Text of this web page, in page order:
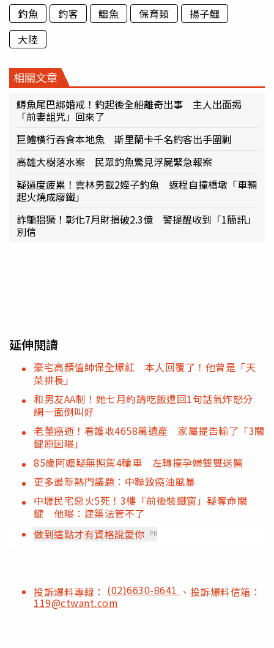
釣魚 釣客 鱷魚 保育類
揚子鱷
大陸
相關文章
鱒魚尾巴綁婚戒！釣起後全船離奇出事 主人出面揭
「前妻詛咒」回來了
巨鱧橫行吞食本地魚 斯里蘭卡千名釣客出手圍剿
高雄大樹落水案 民眾釣魚驚見浮屍緊急報案
疑過度疲累！雲林男載2姪子釣魚 返程自撞橋墩「車輛
起火燒成廢鐵」
詐騙猖獗！彰化7月財損破2.3億 警提醒收到「1簡訊」
別信
延伸閱讀
豪宅高顏值帥保全爆紅 本人回覆了！他曾是「天
菜排長」
和男友AA制！她七月約請吃飯遭回1句話氣炸怒分
網一面倒叫好
老董癌逝！看護收4658萬遺產 家屬提告輸了「3關
鍵原因曝」
85歲阿嬤疑無照駕4輪車 左轉撞孕婦雙雙送醫
更多最新熱門議題：中聯致癌油風暴
中壢民宅惡火5死！3樓「前後裝鐵窗」疑奪命關
鍵 他曝：建築法管不了
做到這點才有資格說愛你 PR
投訴爆料專線： (02)6630-8641 、投訴爆料信箱：
119@ctwant.com